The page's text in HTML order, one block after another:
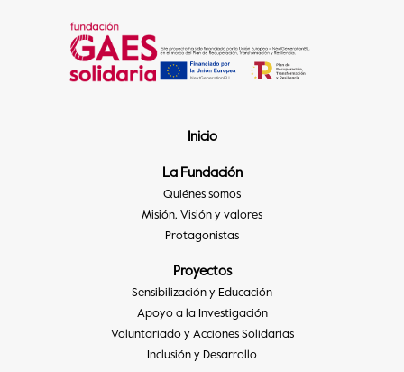
Inicio
La Fundación
Quiénes somos
Misión, Visión y valores
Protagonistas
Proyectos
Sensibilización y Educación
Apoyo a la Investigación
Voluntariado y Acciones Solidarias
Inclusión y Desarrollo